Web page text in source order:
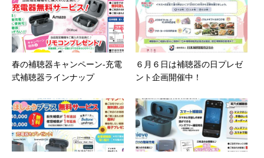
春の補聴器キャンペーン-充電
式補聴器ラインナップ
６月６日は補聴器の日プレゼ
ント企画開催中！